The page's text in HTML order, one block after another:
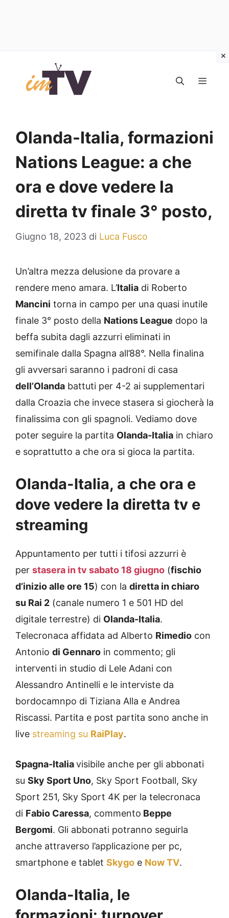
contenuto
Olanda-Italia, formazioni
Nations League: a che
ora e dove vedere la
diretta tv finale 3° posto,
Giugno 18, 2023 di Luca Fusco
Un’altra mezza delusione da provare a
rendere meno amara. L’Italia di Roberto
Mancini torna in campo per una quasi inutile
finale 3° posto della Nations League dopo la
beffa subita dagli azzurri eliminati in
semifinale dalla Spagna all’88°. Nella finalina
gli avversari saranno i padroni di casa
dell’Olanda battuti per 4-2 ai supplementari
dalla Croazia che invece stasera si giocherà la
finalissima con gli spagnoli. Vediamo dove
poter seguire la partita Olanda-Italia in chiaro
e soprattutto a che ora si gioca la partita.
Olanda-Italia, a che ora e
dove vedere la diretta tv e
streaming
Appuntamento per tutti i tifosi azzurri è
per stasera in tv sabato 18 giugno (fischio
d’inizio alle ore 15) con la diretta in chiaro
su Rai 2 (canale numero 1 e 501 HD del
digitale terrestre) di Olanda-Italia.
Telecronaca affidata ad Alberto Rimedio con
Antonio di Gennaro in commento; gli
interventi in studio di Lele Adani con
Alessandro Antinelli e le interviste da
bordocamnpo di Tiziana Alla e Andrea
Riscassi. Partita e post partita sono anche in
live streaming su RaiPlay.
Spagna-Italiavisibile anche per gli abbonati
su Sky Sport Uno, Sky Sport Football, Sky
Sport 251, Sky Sport 4K per la telecronaca
di Fabio Caressa, commento Beppe
Bergomi. Gli abbonati potranno seguirla
anche attraverso l’applicazione per pc,
smartphone e tablet Skygo e Now TV.
Olanda-Italia, le